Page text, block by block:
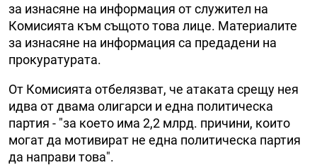
за изнасяне на информация от служител на
Комисията към същото това лице. Материалите
за изнасяне на информация са предадени на
прокуратурата.
От Комисията отбелязват, че атаката срещу нея
идва от двама олигарси и една политическа
партия - "за което има 2,2 млрд. причини, които
могат да мотивират не една политическа партия
да направи това".